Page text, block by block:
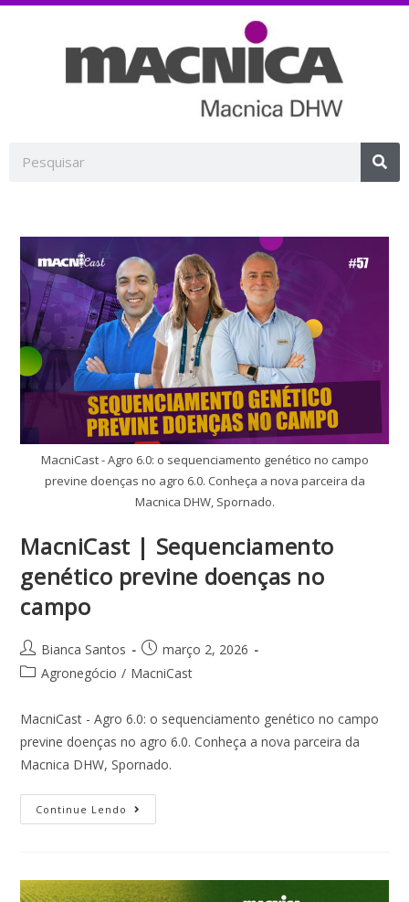
MacniCast - Agro 6.0: o sequenciamento genético no campo
previne doenças no agro 6.0. Conheça a nova parceira da
Macnica DHW, Spornado.
MacniCast | Sequenciamento
genético previne doenças no
campo
Bianca Santos
março 2, 2026
Agronegócio / MacniCast
MacniCast - Agro 6.0: o sequenciamento genético no campo
previne doenças no agro 6.0. Conheça a nova parceira da
Macnica DHW, Spornado.
Continue Lendo